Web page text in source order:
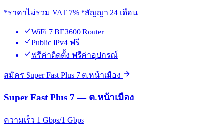
*ราคาไม่รวม VAT 7% *สัญญา 24 เดือน
WiFi 7 BE3600 Router
Public IPv4 ฟรี
ฟรีค่าติดตั้ง ฟรีค่าอุปกรณ์
สมัคร Super Fast Plus 7 ต.หน้าเมือง
Super Fast Plus 7 — ต.หน้าเมือง
ความเร็ว 1 Gbps/1 Gbps